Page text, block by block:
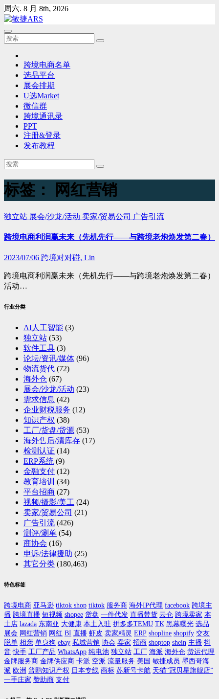
Skip
to
content
周六. 8 月 8th, 2026
跨境电商名单
选品平台
展会排期
U选Market
微信群
跨境通讯录
PPT
注册&登录
发布教程
标签： 网红营销
独立站 展会/沙龙/活动 卖家/贸易公司 广告引流
跨境电商利润赢未来（先机先行——与跨境老炮焕发第二春）
2023/07/06 跨境对对碰, Lin
跨境电商利润赢未来（先机先行——与跨境老炮焕发第二春）
活动…
行业分类
AI人工智能 (3)
独立站 (53)
软件工具 (3)
论坛/资讯/媒体 (96)
物流货代 (72)
海外仓 (67)
展会/沙龙/活动 (23)
需求信息 (42)
企业财税服务 (12)
知识产权 (38)
工厂/货盘/货源 (53)
海外售后/清库存 (17)
检测认证 (14)
ERP系统 (9)
金融支付 (12)
教育培训 (34)
平台招商 (27)
视频/摄影/美工 (24)
卖家/贸易公司 (21)
广告引流 (426)
测评/涮单 (54)
商协会 (16)
申诉/法律援助 (25)
其它分类 (180,463)
特色标签
跨境电商 亚马逊 tiktok shop tiktok 服务商 海外IP代理 facebook 跨境主
播 跨境直播 短视频 shopee 货盘 一件代发 直播带货 云仓 跨境卖家 本
土店 lazada 东南亚 大健康 本土入驻 拼多多TEMU TK 黑幕曝光 选品
展会 网红营销 网红 BI 直播 虾皮 卖家精灵 ERP shopline shopify 交友
脱单 相亲 单身狗 ebay 私域营销 协会 卖家 招商 shoptop shein 主播 抖
音 快手 工厂产品 WhatsApp 纯电池 独立站 工厂 海派 海外仓 货运代理
金牌服务商 金牌供应商 卡派 空派 流量服务 美国 敏捷成员 墨西哥海
派 欧洲 普鸥知识产权 日本专线 商标 苏新号卡航 天猫“冠贝星旗舰店”
一手庄家 赞助商 支付